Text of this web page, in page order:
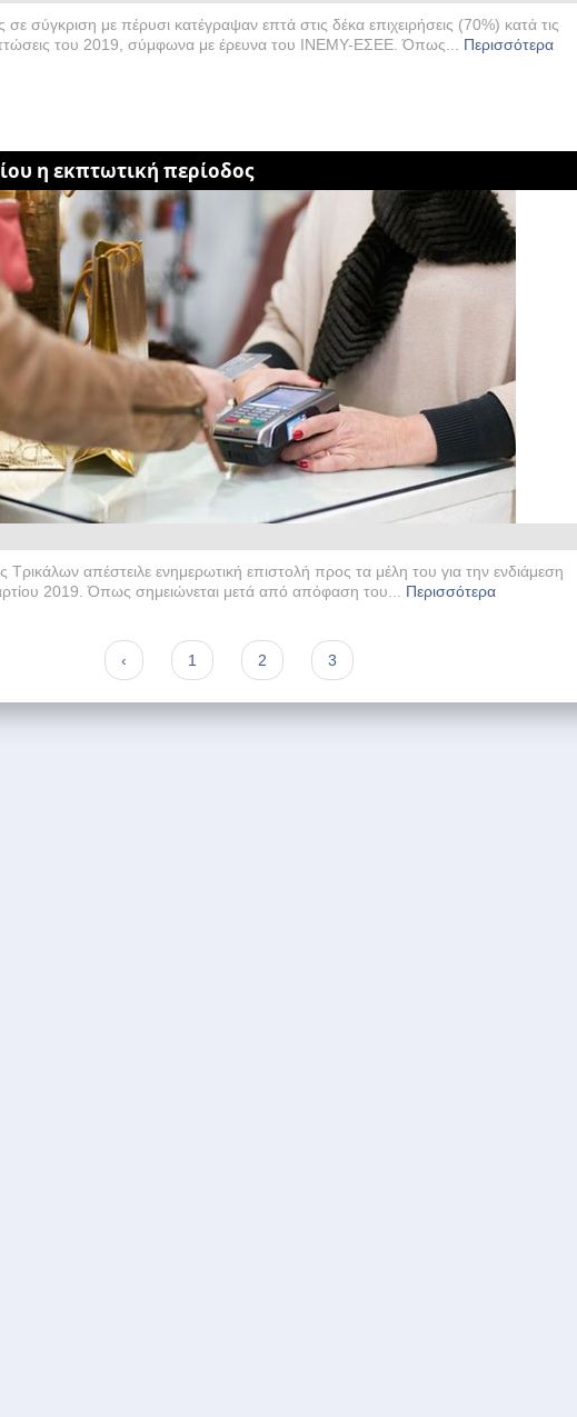
σύγκριση με πέρυσι κατέγραψαν επτά στις δέκα επιχειρήσεις (70%) κατά τις
του 2019, σύμφωνα με έρευνα του ΙΝΕΜΥ-ΕΣΕΕ. Όπως... Περισσότερα
η εκπτωτική περίοδος
απέστειλε ενημερωτική επιστολή προς τα μέλη του για την ενδιάμεση
2019. Όπως σημειώνεται μετά από απόφαση του... Περισσότερα
‹ 1 2 3